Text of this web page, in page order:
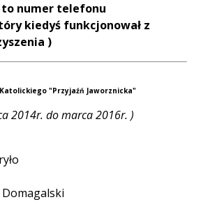
to numer telefonu
kiedyś funkcjonował z
)
"Przyjaźń Jaworznicka"
2014r. do marca 2016r. )